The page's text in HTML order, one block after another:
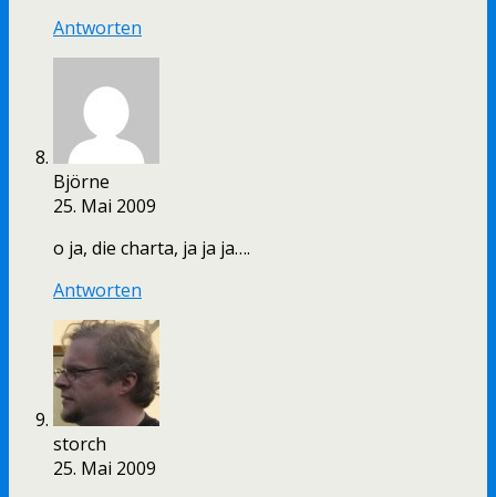
Antworten
Björne
25. Mai 2009
o ja, die charta, ja ja ja….
Antworten
storch
25. Mai 2009